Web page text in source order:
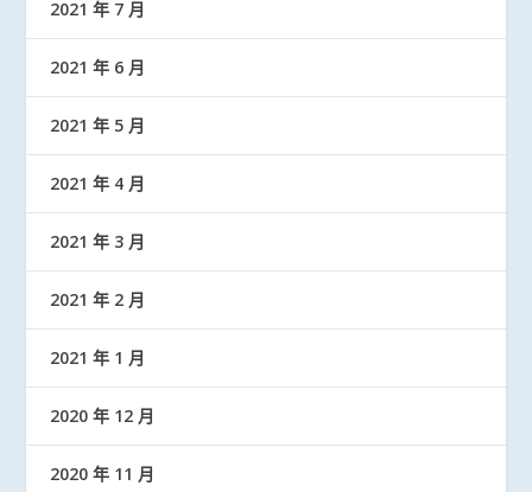
2021 年 7 月
2021 年 6 月
2021 年 5 月
2021 年 4 月
2021 年 3 月
2021 年 2 月
2021 年 1 月
2020 年 12 月
2020 年 11 月